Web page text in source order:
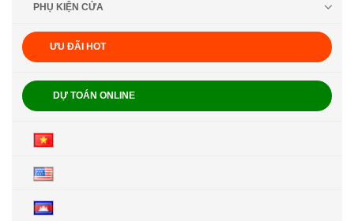
PHỤ KIỆN CỬA
ƯU ĐÃI HOT
DỰ TOÁN ONLINE